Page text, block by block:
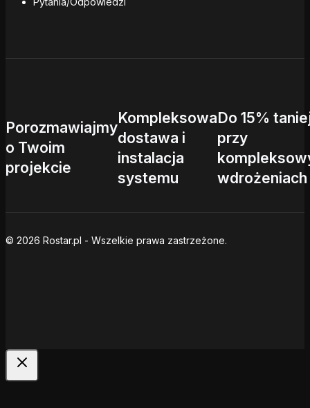
Porozmawiajmy
o Twoim
projekcie
Kompleksowa
dostawa i
instalacja
systemu
Do 15%
przy
wdrożeniach
© 2026 Rostar.pl - Wszelkie prawa zastrzeżone.